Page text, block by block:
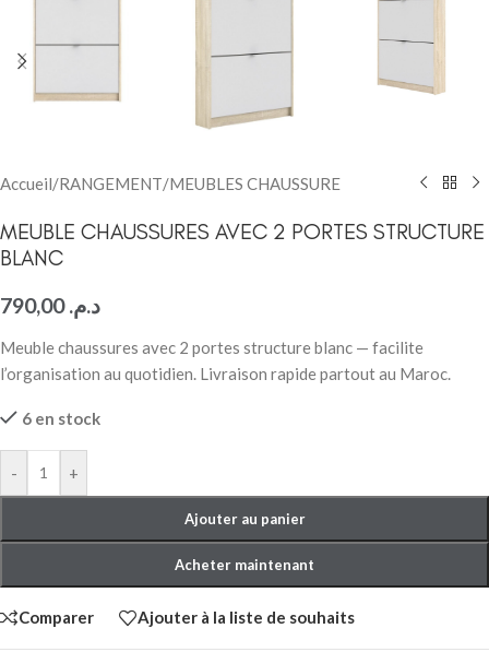
Accueil/RANGEMENT/MEUBLES CHAUSSURE
MEUBLE CHAUSSURES AVEC 2 PORTES STRUCTURE
BLANC
د.م.790,00
Meuble chaussures avec 2 portes structure blanc — facilite
l’organisation au quotidien. Livraison rapide partout au Maroc.
6 en stock
- +
Ajouter au panier
Acheter maintenant
Comparer Ajouter à la liste de souhaits